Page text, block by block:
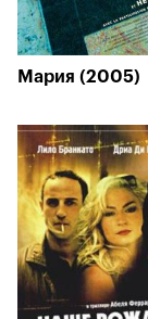
Мария (2005)